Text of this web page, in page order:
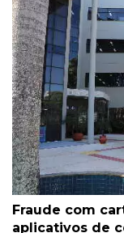
Fraude com
aplicativos de